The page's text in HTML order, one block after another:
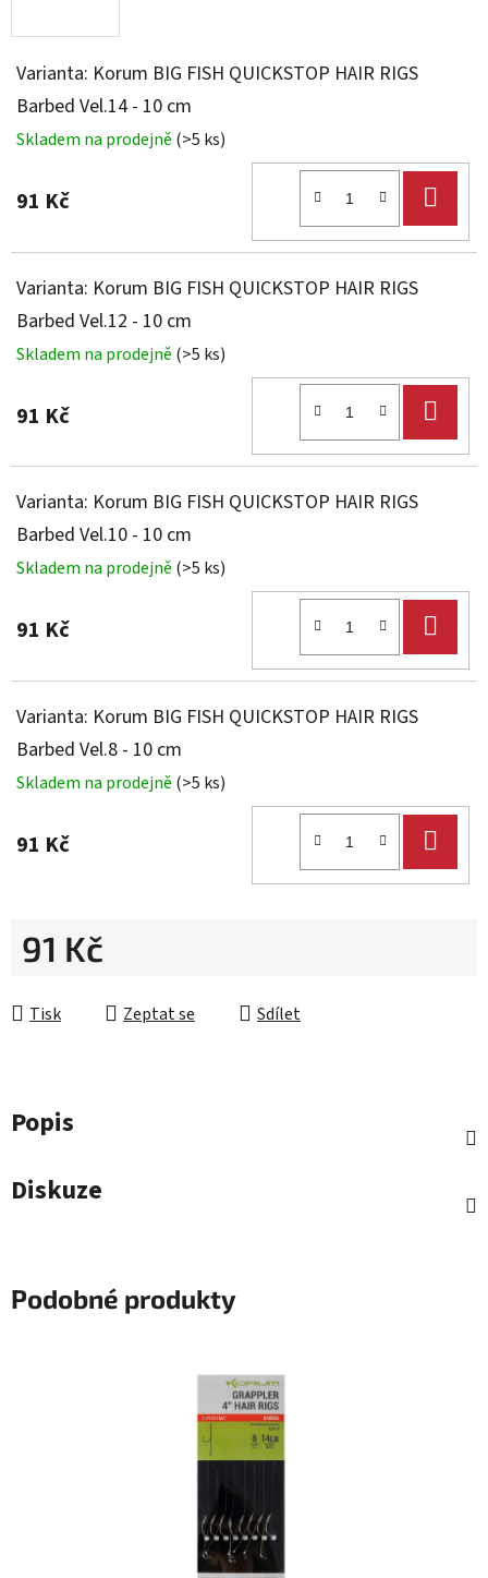
Varianta: Korum BIG FISH QUICKSTOP HAIR RIGS
Barbed Vel.14 - 10 cm
Skladem na prodejně (>5 ks)
91 Kč
Varianta: Korum BIG FISH QUICKSTOP HAIR RIGS
Barbed Vel.12 - 10 cm
Skladem na prodejně (>5 ks)
91 Kč
Varianta: Korum BIG FISH QUICKSTOP HAIR RIGS
Barbed Vel.10 - 10 cm
Skladem na prodejně (>5 ks)
91 Kč
Varianta: Korum BIG FISH QUICKSTOP HAIR RIGS
Barbed Vel.8 - 10 cm
Skladem na prodejně (>5 ks)
91 Kč
91 Kč
Tisk
Zeptat se Sdílet
Popis
Diskuze
Podobné produkty